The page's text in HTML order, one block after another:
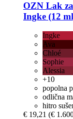
OZN Lak
Ingke (12
Ingke
Ava
Chloé
Sophie
Alessia
+10
popolna
odlična
hitro
€ 19,21 (€